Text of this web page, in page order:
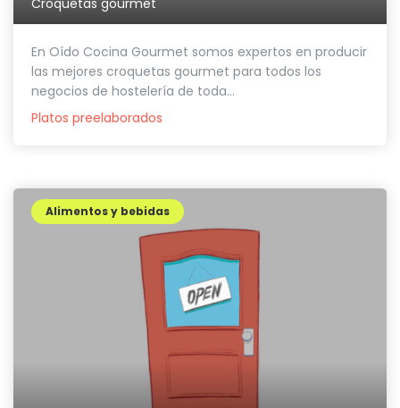
En Oído Cocina Gourmet somos expertos en producir
las mejores croquetas gourmet para todos los
negocios de hostelería de toda...
Platos preelaborados
Alimentos y bebidas